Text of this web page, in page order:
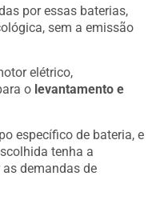
por essas baterias,
sem a emissão
elétrico,
o levantamento e
específico de bateria, e
tenha a
demandas de